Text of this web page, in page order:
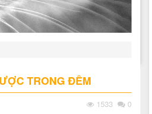
TRONG ĐÊM
1533 0